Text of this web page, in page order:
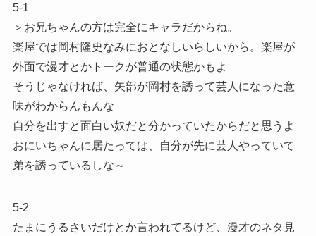
5-1
＞お兄ちゃんの方は完全にキャラだからね。
楽屋では岡村隆史なみにおとなしいらしいから。楽屋が
外面で漫才とかトークが普通の状態かもよ
そうじゃなければ、矢部が岡村を誘って芸人になった意
味がわからんもんな
自分を出すと面白い奴だと分かっていたからだと思うよ
おにいちゃんに居たっては、自分が先に芸人やっていて
弟を誘っているしな～
5-2
たまにうるさいだけとか言われてるけど、漫才のネタ見